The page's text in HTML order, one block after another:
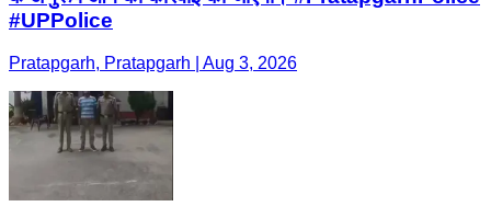
#UPPolice
Pratapgarh, Pratapgarh | Aug 3, 2026